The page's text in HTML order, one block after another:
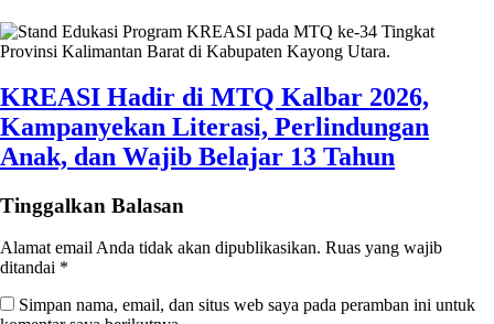
KREASI Hadir di MTQ Kalbar 2026,
Kampanyekan Literasi, Perlindungan
Anak, dan Wajib Belajar 13 Tahun
Tinggalkan Balasan
Alamat email Anda tidak akan dipublikasikan. Ruas yang wajib
ditandai *
Simpan nama, email, dan situs web saya pada peramban ini untuk